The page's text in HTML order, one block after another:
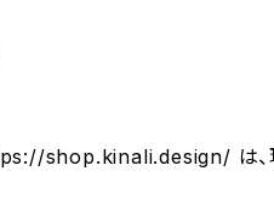
shop.kinali.design/ は、